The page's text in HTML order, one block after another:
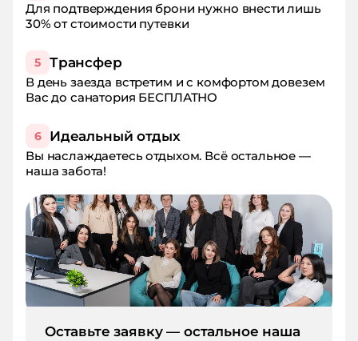
Для подтверждения брони нужно внести лишь
30% от стоимости путевки
5 Трансфер
В день заезда встретим и с комфортом довезем
Вас до санатория БЕСПЛАТНО
6 Идеальный отдых
Вы наслаждаетесь отдыхом. Всё остальное —
наша забота!
Оставьте заявку — остальное наша